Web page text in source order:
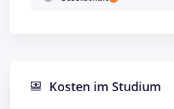
Kosten im Studium